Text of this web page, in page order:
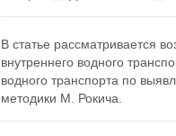
В статье рассматривается
внутреннего водного
водного транспорта по
методики М. Рокича.